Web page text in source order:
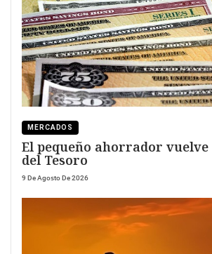
MERCADOS
El pequeño ahorrador
del Tesoro
9 De Agosto De 2026